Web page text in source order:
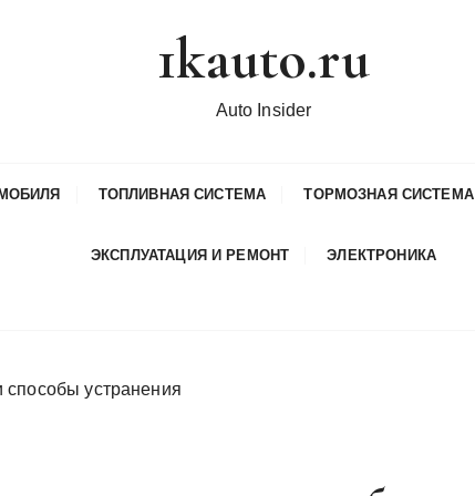
1kauto.ru
Auto Insider
ТОПЛИВНАЯ СИСТЕМА ТОРМОЗНАЯ СИСТЕМА
ЭКСПЛУАТАЦИЯ И РЕМОНТ ЭЛЕКТРОНИКА
способы устранения